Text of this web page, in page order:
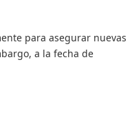
para asegurar nuevas
a la fecha de